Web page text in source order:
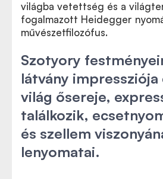
világba vetettség és a
fogalmazott Heidegger
művészetfilozófus.
Szotyory
látvány impressziója
világ ősereje,
találkozik,
és szellem
lenyomatai.